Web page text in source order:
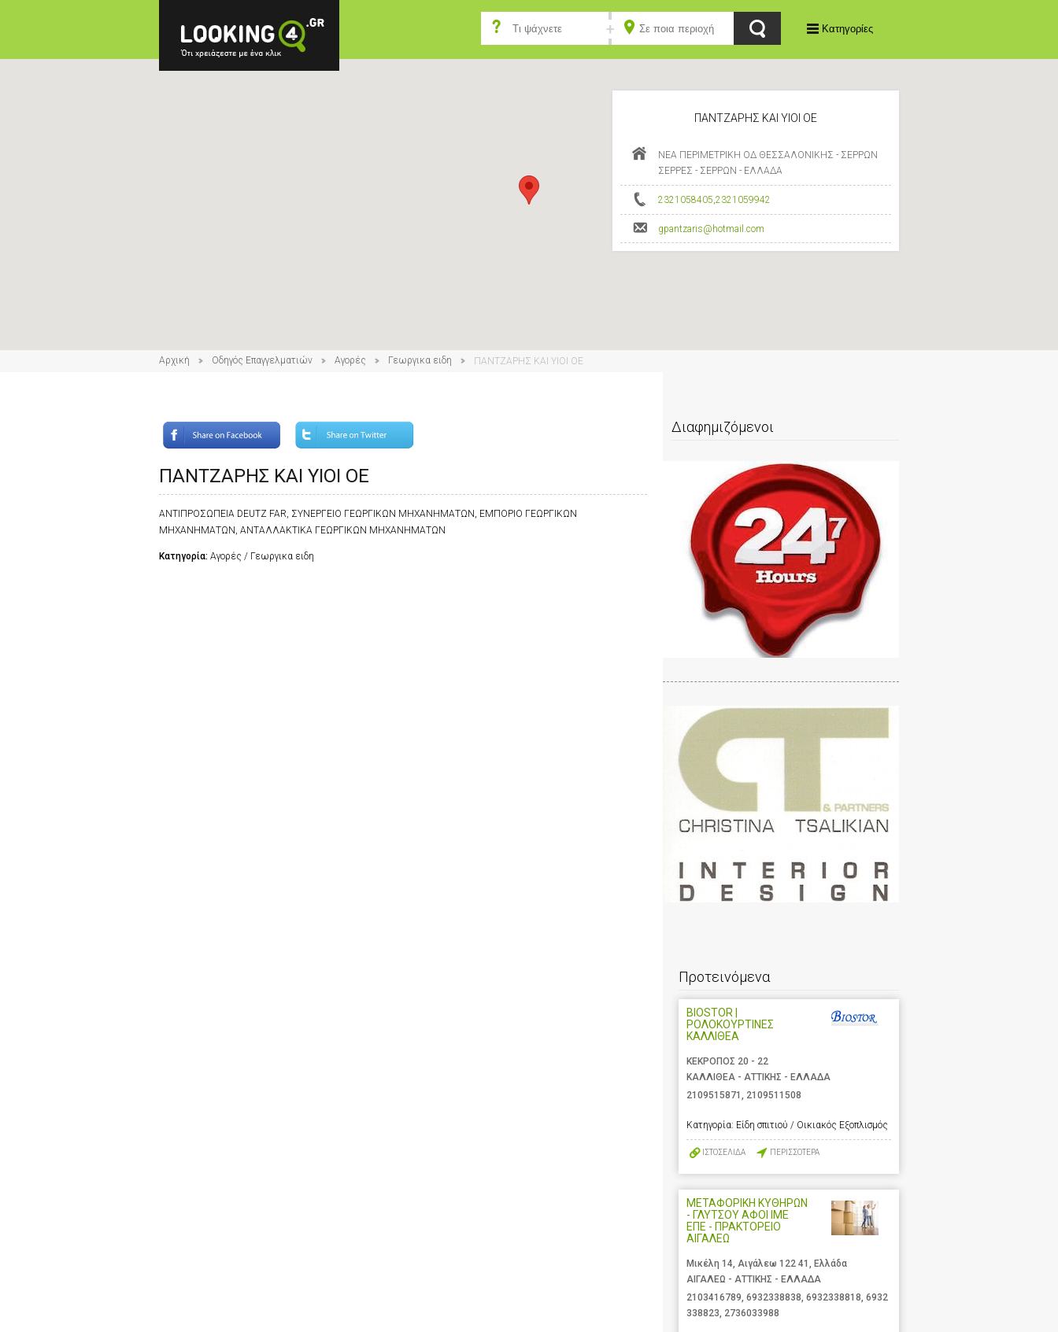
Κατηγορίες
ΠΑΝΤΖΑΡΗΣ ΚΑΙ ΥΙΟΙ ΟΕ
ΝΕΑ ΠΕΡΙΜΕΤΡΙΚΗ ΟΔ ΘΕΣΣΑΛΟΝΙΚΗΣ - ΣΕΡΡΩΝ
ΣΕΡΡΕΣ - ΣΕΡΡΩΝ - ΕΛΛΑΔΑ
2321058405 ,2321059942
gpantzaris@hotmail.com
Αρχική Οδηγός Επαγγελματιών Αγορές Γεωργικα ειδη ΠΑΝΤΖΑΡΗΣ ΚΑΙ ΥΙΟΙ ΟΕ
ΠΑΝΤΖΑΡΗΣ ΚΑΙ ΥΙΟΙ ΟΕ
ΑΝΤΙΠΡΟΣΩΠΕΙΑ DEUTZ FAR, ΣΥΝΕΡΓΕΙΟ ΓΕΩΡΓΙΚΩΝ ΜΗΧΑΝΗΜΑΤΩΝ, ΕΜΠΟΡΙΟ ΓΕΩΡΓΙΚΩΝ
ΜΗΧΑΝΗΜΑΤΩΝ, ΑΝΤΑΛΛΑΚΤΙΚΑ ΓΕΩΡΓΙΚΩΝ ΜΗΧΑΝΗΜΑΤΩΝ
Κατηγορία: Αγορές / Γεωργικα ειδη
Διαφημιζόμενοι
Προτεινόμενα
BIOSTOR |
ΡΟΛΟΚΟΥΡΤΙΝΕΣ
ΚΑΛΛΙΘΕΑ
ΚΕΚΡΟΠΟΣ 20 - 22
ΚΑΛΛΙΘΕΑ - ΑΤΤΙΚΗΣ - ΕΛΛΑΔΑ
2109515871
2109511508
Κατηγορία: Είδη σπιτιού / Οικιακός Εξοπλισμός
ΙΣΤΟΣΕΛΙΔΑ ΠΕΡΙΣΣΟΤΕΡΑ
ΜΕΤΑΦΟΡΙΚΗ ΚΥΘΗΡΩΝ
- ΓΛΥΤΣΟΥ ΑΦΟΙ ΙΜΕ
ΕΠΕ - ΠΡΑΚΤΟΡΕΙΟ
ΑΙΓΑΛΕΩ
Μικέλη 14, Αιγάλεω 122 41, Ελλάδα
ΑΙΓΑΛΕΩ - ΑΤΤΙΚΗΣ - ΕΛΛΑΔΑ
2103416789, 6932338838, 6932338818, 6932
338823, 2736033988